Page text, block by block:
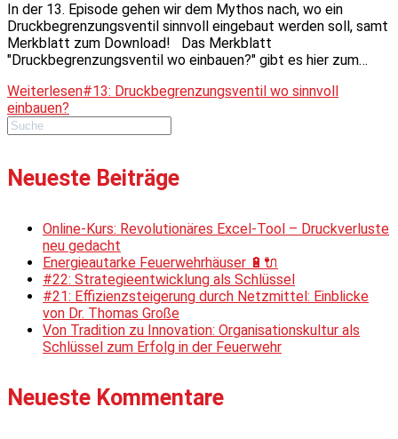
In der 13. Episode gehen wir dem Mythos nach, wo ein
Druckbegrenzungsventil sinnvoll eingebaut werden soll, samt
Merkblatt zum Download! Das Merkblatt
"Druckbegrenzungsventil wo einbauen?" gibt es hier zum…
Weiterlesen#13: Druckbegrenzungsventil wo sinnvoll
einbauen?
Neueste Beiträge
Online-Kurs: Revolutionäres Excel-Tool – Druckverluste
neu gedacht
Energieautarke Feuerwehrhäuser 🔋🔌
#22: Strategieentwicklung als Schlüssel
#21: Effizienzsteigerung durch Netzmittel: Einblicke
von Dr. Thomas Große
Von Tradition zu Innovation: Organisationskultur als
Schlüssel zum Erfolg in der Feuerwehr
Neueste Kommentare